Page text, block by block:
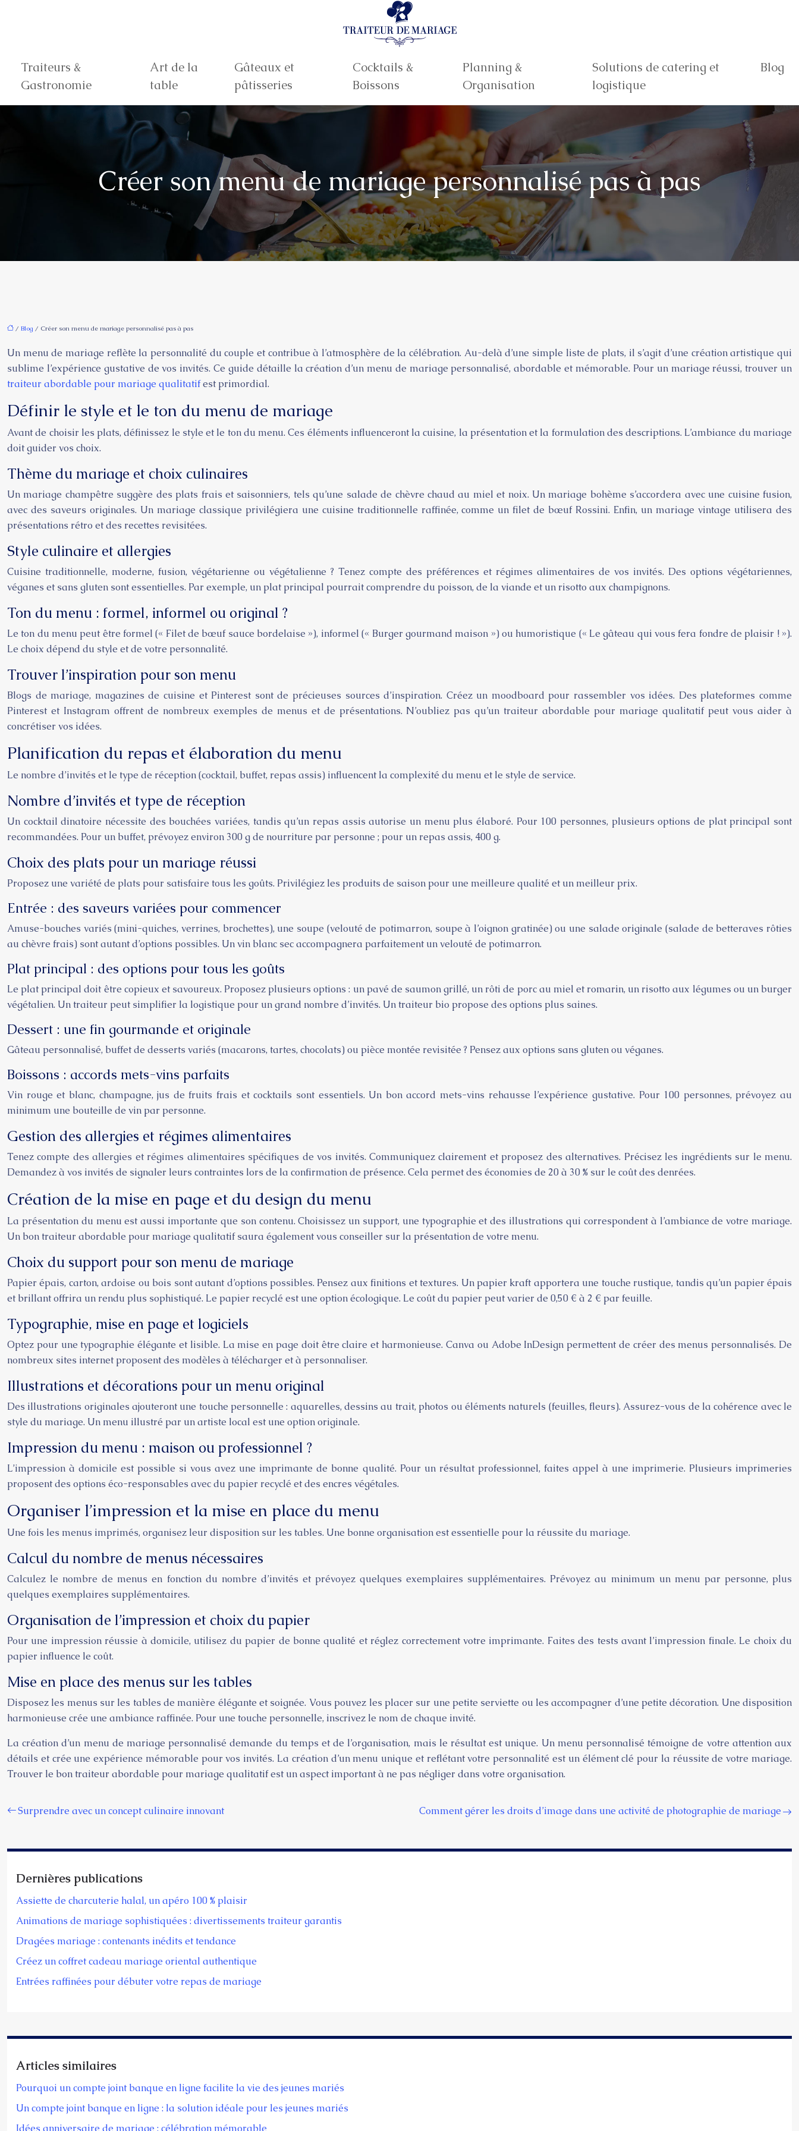
Traiteurs &
Gastronomie
Art de la
table
Gâteaux et
pâtisseries
Cocktails &
Boissons
Planning &
Organisation
Solutions de catering et
logistique
Blog
Créer son menu de mariage personnalisé pas à pas
/ Blog / Créer son menu de mariage personnalisé pas à pas
Un menu de mariage reflète la personnalité du couple et contribue à l’atmosphère de la célébration. Au-delà d’une simple liste de plats, il s’agit d’une création artistique qui
sublime l’expérience gustative de vos invités. Ce guide détaille la création d’un menu de mariage personnalisé, abordable et mémorable. Pour un mariage réussi, trouver un
traiteur abordable pour mariage qualitatifest primordial.
Définir le style et le ton du menu de mariage
Avant de choisir les plats, définissez le style et le ton du menu. Ces éléments influenceront la cuisine, la présentation et la formulation des descriptions. L’ambiance du mariage
doit guider vos choix.
Thème du mariage et choix culinaires
Un mariage champêtre suggère des plats frais et saisonniers, tels qu’une salade de chèvre chaud au miel et noix. Un mariage bohème s’accordera avec une cuisine fusion,
avec des saveurs originales. Un mariage classique privilégiera une cuisine traditionnelle raffinée, comme un filet de bœuf Rossini. Enfin, un mariage vintage utilisera des
présentations rétro et des recettes revisitées.
Style culinaire et allergies
Cuisine traditionnelle, moderne, fusion, végétarienne ou végétalienne ? Tenez compte des préférences et régimes alimentaires de vos invités. Des options végétariennes,
véganes et sans gluten sont essentielles. Par exemple, un plat principal pourrait comprendre du poisson, de la viande et un risotto aux champignons.
Ton du menu : formel, informel ou original ?
Le ton du menu peut être formel (« Filet de bœuf sauce bordelaise »), informel (« Burger gourmand maison ») ou humoristique (« Le gâteau qui vous fera fondre de plaisir ! »).
Le choix dépend du style et de votre personnalité.
Trouver l’inspiration pour son menu
Blogs de mariage, magazines de cuisine et Pinterest sont de précieuses sources d’inspiration. Créez un moodboard pour rassembler vos idées. Des plateformes comme
Pinterest et Instagram offrent de nombreux exemples de menus et de présentations. N’oubliez pas qu’un traiteur abordable pour mariage qualitatif peut vous aider à
concrétiser vos idées.
Planification du repas et élaboration du menu
Le nombre d’invités et le type de réception (cocktail, buffet, repas assis) influencent la complexité du menu et le style de service.
Nombre d’invités et type de réception
Un cocktail dinatoire nécessite des bouchées variées, tandis qu’un repas assis autorise un menu plus élaboré. Pour 100 personnes, plusieurs options de plat principal sont
recommandées. Pour un buffet, prévoyez environ 300 g de nourriture par personne ; pour un repas assis, 400 g.
Choix des plats pour un mariage réussi
Proposez une variété de plats pour satisfaire tous les goûts. Privilégiez les produits de saison pour une meilleure qualité et un meilleur prix.
Entrée : des saveurs variées pour commencer
Amuse-bouches variés (mini-quiches, verrines, brochettes), une soupe (velouté de potimarron, soupe à l’oignon gratinée) ou une salade originale (salade de betteraves rôties
au chèvre frais) sont autant d’options possibles. Un vin blanc sec accompagnera parfaitement un velouté de potimarron.
Plat principal : des options pour tous les goûts
Le plat principal doit être copieux et savoureux. Proposez plusieurs options : un pavé de saumon grillé, un rôti de porc au miel et romarin, un risotto aux légumes ou un burger
végétalien. Un traiteur peut simplifier la logistique pour un grand nombre d’invités. Un traiteur bio propose des options plus saines.
Dessert : une fin gourmande et originale
Gâteau personnalisé, buffet de desserts variés (macarons, tartes, chocolats) ou pièce montée revisitée ? Pensez aux options sans gluten ou véganes.
Boissons : accords mets-vins parfaits
Vin rouge et blanc, champagne, jus de fruits frais et cocktails sont essentiels. Un bon accord mets-vins rehausse l’expérience gustative. Pour 100 personnes, prévoyez au
minimum une bouteille de vin par personne.
Gestion des allergies et régimes alimentaires
Tenez compte des allergies et régimes alimentaires spécifiques de vos invités. Communiquez clairement et proposez des alternatives. Précisez les ingrédients sur le menu.
Demandez à vos invités de signaler leurs contraintes lors de la confirmation de présence. Cela permet des économies de 20 à 30 % sur le coût des denrées.
Création de la mise en page et du design du menu
La présentation du menu est aussi importante que son contenu. Choisissez un support, une typographie et des illustrations qui correspondent à l’ambiance de votre mariage.
Un bon traiteur abordable pour mariage qualitatif saura également vous conseiller sur la présentation de votre menu.
Choix du support pour son menu de mariage
Papier épais, carton, ardoise ou bois sont autant d’options possibles. Pensez aux finitions et textures. Un papier kraft apportera une touche rustique, tandis qu’un papier épais
et brillant offrira un rendu plus sophistiqué. Le papier recyclé est une option écologique. Le coût du papier peut varier de 0,50 € à 2 € par feuille.
Typographie, mise en page et logiciels
Optez pour une typographie élégante et lisible. La mise en page doit être claire et harmonieuse. Canva ou Adobe InDesign permettent de créer des menus personnalisés. De
nombreux sites internet proposent des modèles à télécharger et à personnaliser.
Illustrations et décorations pour un menu original
Des illustrations originales ajouteront une touche personnelle : aquarelles, dessins au trait, photos ou éléments naturels (feuilles, fleurs). Assurez-vous de la cohérence avec le
style du mariage. Un menu illustré par un artiste local est une option originale.
Impression du menu : maison ou professionnel ?
L’impression à domicile est possible si vous avez une imprimante de bonne qualité. Pour un résultat professionnel, faites appel à une imprimerie. Plusieurs imprimeries
proposent des options éco-responsables avec du papier recyclé et des encres végétales.
Organiser l’impression et la mise en place du menu
Une fois les menus imprimés, organisez leur disposition sur les tables. Une bonne organisation est essentielle pour la réussite du mariage.
Calcul du nombre de menus nécessaires
Calculez le nombre de menus en fonction du nombre d’invités et prévoyez quelques exemplaires supplémentaires. Prévoyez au minimum un menu par personne, plus
quelques exemplaires supplémentaires.
Organisation de l’impression et choix du papier
Pour une impression réussie à domicile, utilisez du papier de bonne qualité et réglez correctement votre imprimante. Faites des tests avant l’impression finale. Le choix du
papier influence le coût.
Mise en place des menus sur les tables
Disposez les menus sur les tables de manière élégante et soignée. Vous pouvez les placer sur une petite serviette ou les accompagner d’une petite décoration. Une disposition
harmonieuse crée une ambiance raffinée. Pour une touche personnelle, inscrivez le nom de chaque invité.
La création d’un menu de mariage personnalisé demande du temps et de l’organisation, mais le résultat est unique. Un menu personnalisé témoigne de votre attention aux
détails et crée une expérience mémorable pour vos invités. La création d’un menu unique et reflétant votre personnalité est un élément clé pour la réussite de votre mariage.
Trouver le bon traiteur abordable pour mariage qualitatif est un aspect important à ne pas négliger dans votre organisation.
Surprendre avec un concept culinaire innovant Comment gérer les droits d’image dans une activité de photographie de mariage
Dernières publications
Assiette de charcuterie halal, un apéro 100 % plaisir
Animations de mariage sophistiquées : divertissements traiteur garantis
Dragées mariage : contenants inédits et tendance
Créez un coffret cadeau mariage oriental authentique
Entrées raffinées pour débuter votre repas de mariage
Articles similaires
Pourquoi un compte joint banque en ligne facilite la vie des jeunes mariés
Un compte joint banque en ligne : la solution idéale pour les jeunes mariés
Idées anniversaire de mariage : célébration mémorable